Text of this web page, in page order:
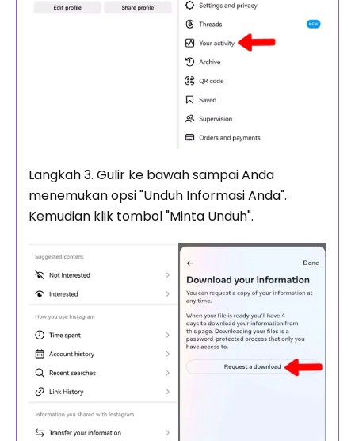
Langkah 3. Gulir ke bawah sampai Anda
menemukan opsi "Unduh Informasi Anda".
Kemudian klik tombol "Minta Unduh".